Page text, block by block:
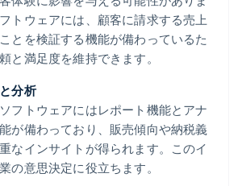
トウェアには、顧客に請求する売上
とを検証する機能が備わっているた
と満足度を維持できます。
分析
フトウェアにはレポート機能とアナ
が備わっており、販売傾向や納税義
なインサイトが得られます。このイ
の意思決定に役立ちます。